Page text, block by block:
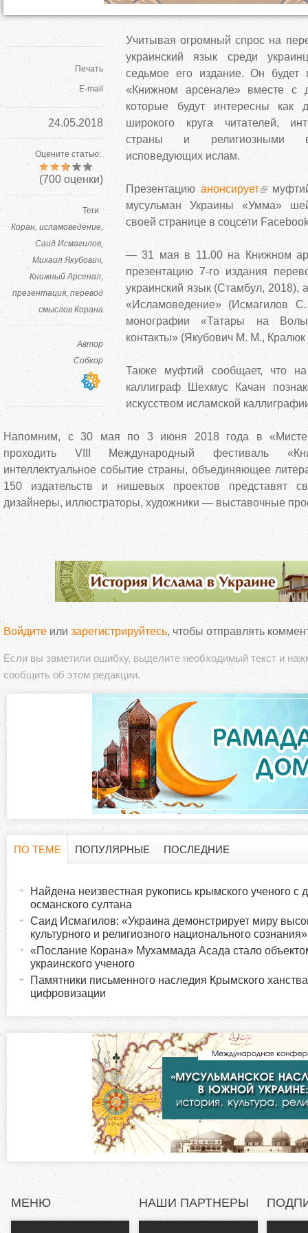
Печать
E-mail
24.05.2018
Оцените статью:
(700 оценки)
Теги:
Коран исламоведение
Саид Исмагилов
Михаил Якубович
Книжный Арсенал
презентация перевод
смыслов Корана
Автор
Собкор
Учитывая огромный спрос на
украинский язык среди
седьмое его издание. Он будет
«Книжном арсенале» вместе с
которые будут интересны
широкого круга читателей,
страны и религиозными
исповедующих ислам.
Презентацию анонсирует
мусульман Украины «Умма»
своей странице в соцсети
— 31 мая в 11.00 на Книжном
презентацию 7-го издания
украинский язык (Стамбул, 2018),
«Исламоведение» (Исмагилов
монографии «Татары на
контакты» (Якубович М. М.,
Также муфтий сообщает, что на
каллиграф Шехмус Качан
искусством исламской
Напомним, с 30 мая по 3 июня 2018 года в
проходить VIII Международный фестиваль
интеллектуальное событие страны, объединяющее
150 издательств и нишевых проектов представят
дизайнеры, иллюстраторы, художники — выставочные
Войдите или зарегистрируйтесь, чтобы отправлять
Если вы заметили ошибку, выделите необходимый текст и
сообщить об этом редакции.
о
л
ь
ПО ТЕМЕ
в
ПОПУЛЯРНЫЕ ПОСЛЕДНИЕ
Найдена неизвестная рукопись крымского ученого с
османского султана
Саид Исмагилов: «Украина демонстрирует миру
культурного и религиозного национального сознания»
«Послание Корана» Мухаммада Асада стало
украинского ученого
Памятники письменного наследия Крымского
цифровизации
МЕНЮ НАШИ ПАРТНЕРЫ